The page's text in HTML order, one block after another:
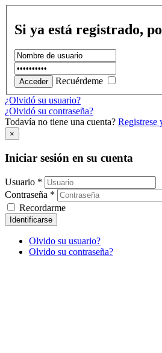
Si ya está registrado,
Recuérdeme
¿Olvidó su usuario?
¿Olvidó su contraseña?
Todavía no tiene una cuenta? Registrese
×
Iniciar sesión en su cuenta
Usuario *
Contraseña *
Recordarme
Identificarse
Olvido su usuario?
Olvido su contraseña?